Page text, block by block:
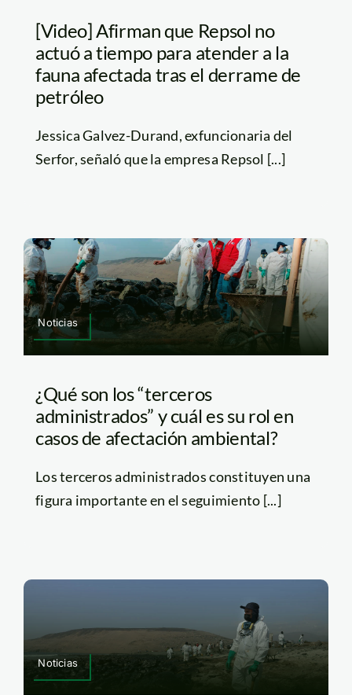
[Video] Afirman que Repsol no
actuó a tiempo para atender a la
fauna afectada tras el derrame de
petróleo
Jessica Galvez-Durand, exfuncionaria del
Serfor, señaló que la empresa Repsol [...]
Noticias
¿Qué son los “terceros
administrados” y cuál es su rol en
casos de afectación ambiental?
Los terceros administrados constituyen una
figura importante en el seguimiento [...]
Noticias